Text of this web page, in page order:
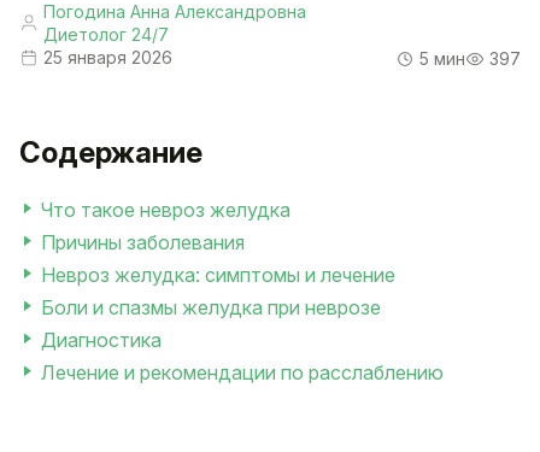
Погодина Анна Александровна
Диетолог 24/7
25 января 2026
5 мин 397
Содержание
Что такое невроз желудка
Причины заболевания
Невроз желудка: симптомы и лечение
Боли и спазмы желудка при неврозе
Диагностика
Лечение и рекомендации по расслаблению